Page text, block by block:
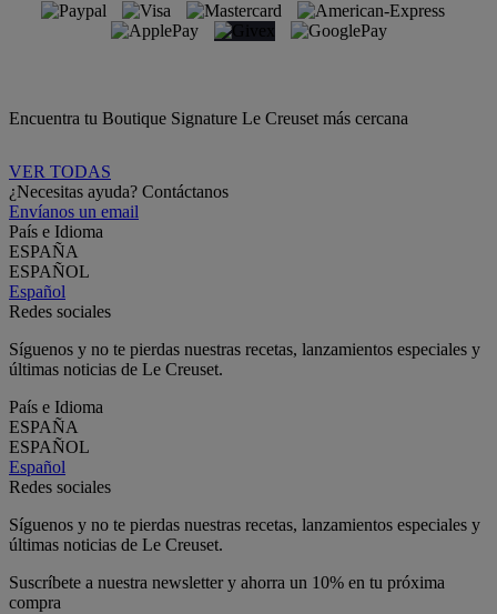
Encuentra tu Boutique Signature Le Creuset más cercana
VER TODAS
¿Necesitas ayuda? Contáctanos
Envíanos un email
País e Idioma
ESPAÑA
ESPAÑOL
Español
Redes sociales
Síguenos y no te pierdas nuestras recetas, lanzamientos especiales y
últimas noticias de Le Creuset.
País e Idioma
ESPAÑA
ESPAÑOL
Español
Redes sociales
Síguenos y no te pierdas nuestras recetas, lanzamientos especiales y
últimas noticias de Le Creuset.
Suscríbete a nuestra newsletter y ahorra un 10% en tu próxima
compra